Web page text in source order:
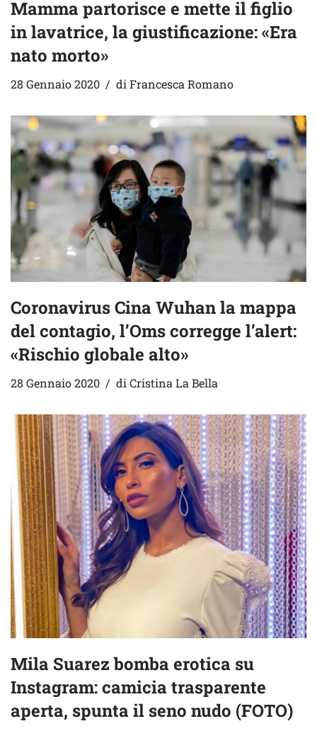
Mamma partorisce e mette il figlio
in lavatrice, la giustificazione: «Era
nato morto»
28 Gennaio 2020 di Francesca Romano
Coronavirus Cina Wuhan la mappa
del contagio, l’Oms corregge l’alert:
«Rischio globale alto»
28 Gennaio 2020 di Cristina La Bella
Mila Suarez bomba erotica su
Instagram: camicia trasparente
aperta, spunta il seno nudo (FOTO)